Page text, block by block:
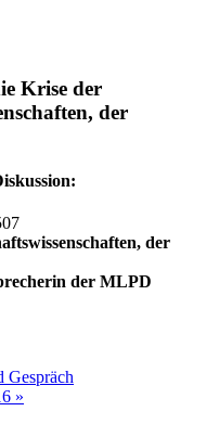
Krise der
der
der
der MLPD
Gespräch
»